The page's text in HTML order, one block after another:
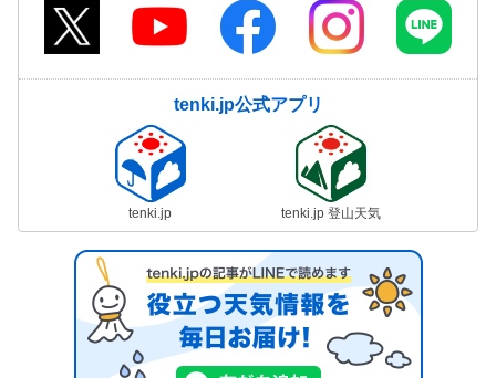
tenki.jp公式アプリ
tenki.jp tenki.jp 登山天気